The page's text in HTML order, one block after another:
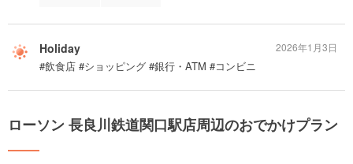
Holiday
#飲食店 #ショッピング #銀行・ATM #コンビニ
2026年1月3日
ローソン 長良川鉄道関口駅店周辺のおでかけプラン